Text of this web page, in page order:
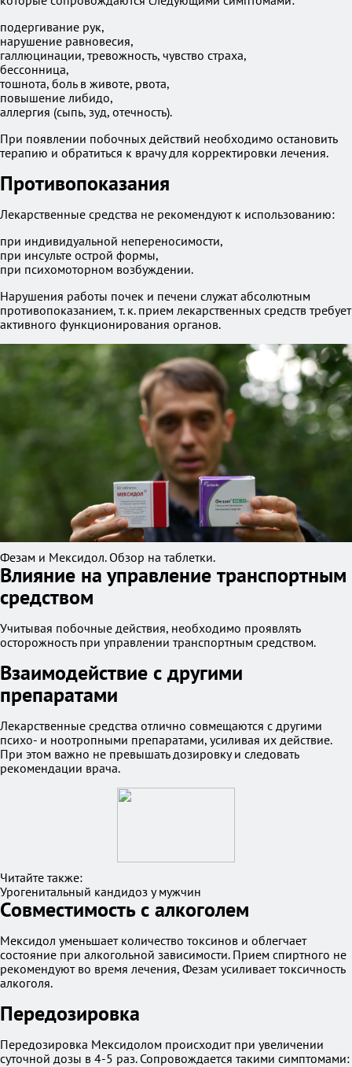
подергивание рук,
нарушение равновесия,
галлюцинации, тревожность, чувство страха,
бессонница,
тошнота, боль в животе, рвота,
повышение либидо,
аллергия (сыпь, зуд, отечность).
При появлении побочных действий необходимо остановить
терапию и обратиться к врачу для корректировки лечения.
Противопоказания
Лекарственные средства не рекомендуют к использованию:
при индивидуальной непереносимости,
при инсульте острой формы,
при психомоторном возбуждении.
Нарушения работы почек и печени служат абсолютным
противопоказанием, т. к. прием лекарственных средств требует
активного функционирования органов.
Фезам и Мексидол. Обзор на таблетки.
Влияние на управление транспортным
средством
Учитывая побочные действия, необходимо проявлять
осторожность при управлении транспортным средством.
Взаимодействие с другими
препаратами
Лекарственные средства отлично совмещаются с другими
психо- и ноотропными препаратами, усиливая их действие.
При этом важно не превышать дозировку и следовать
рекомендации врача.
Читайте также:
Урогенитальный кандидоз у мужчин
Совместимость с алкоголем
Мексидол уменьшает количество токсинов и облегчает
состояние при алкогольной зависимости. Прием спиртного не
рекомендуют во время лечения, Фезам усиливает токсичность
алкоголя.
Передозировка
Передозировка Мексидолом происходит при увеличении
суточной дозы в 4-5 раз. Сопровождается такими симптомами: